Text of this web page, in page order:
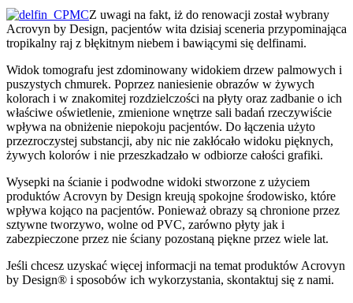
Z uwagi na fakt, iż do renowacji został wybrany
Acrovyn by Design, pacjentów wita dzisiaj sceneria przypominająca
tropikalny raj z błękitnym niebem i bawiącymi się delfinami.
Widok tomografu jest zdominowany widokiem drzew palmowych i
puszystych chmurek. Poprzez naniesienie obrazów w żywych
kolorach i w znakomitej rozdzielczości na płyty oraz zadbanie o ich
właściwe oświetlenie, zmienione wnętrze sali badań rzeczywiście
wpływa na obniżenie niepokoju pacjentów. Do łączenia użyto
przezroczystej substancji, aby nic nie zakłócało widoku pięknych,
żywych kolorów i nie przeszkadzało w odbiorze całości grafiki.
Wysepki na ścianie i podwodne widoki stworzone z użyciem
produktów Acrovyn by Design kreują spokojne środowisko, które
wpływa kojąco na pacjentów. Ponieważ obrazy są chronione przez
sztywne tworzywo, wolne od PVC, zarówno płyty jak i
zabezpieczone przez nie ściany pozostaną piękne przez wiele lat.
Jeśli chcesz uzyskać więcej informacji na temat produktów Acrovyn
by Design® i sposobów ich wykorzystania, skontaktuj się z nami.